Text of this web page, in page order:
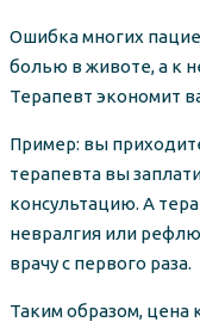
Ошибка многих
болью в животе, а к
Терапевт экономит
Пример: вы
терапевта вы
консультацию. А
невралгия или
врачу с первого раза.
Таким образом, цена